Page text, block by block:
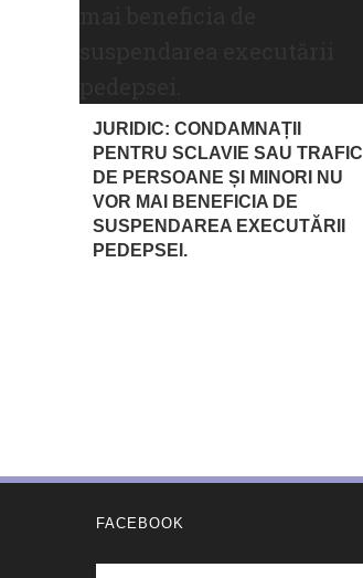
JURIDIC: CONDAMNAȚII
PENTRU SCLAVIE SAU TRAFIC
DE PERSOANE ȘI MINORI NU
VOR MAI BENEFICIA DE
SUSPENDAREA EXECUTĂRII
PEDEPSEI.
FACEBOOK